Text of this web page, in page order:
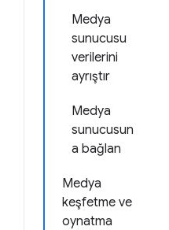
Medya
sunucusu
verilerini
ayrıştır
Medya
sunucusun
a bağlan
Medya
keşfetme ve
oynatma